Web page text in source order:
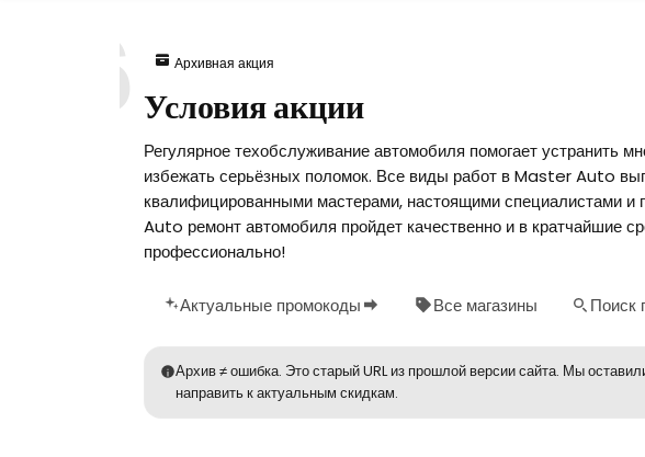
Архивная акция
Условия акции
Регулярное техобслуживание автомобиля помогает устранить
избежать серьёзных поломок. Все виды работ в Master Auto
квалифицированными мастерами, настоящими специалистами
Auto ремонт автомобиля пройдет качественно и в кратчайшие
профессионально!
Актуальные промокоды Все магазины Поиск
Архив ≠ ошибка. Это старый URL из прошлой версии сайта. Мы
направить к актуальным скидкам.